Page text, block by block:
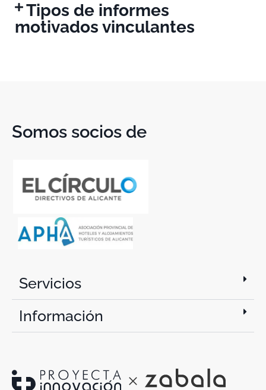
Tipos de informes
motivados vinculantes
Somos socios de
Servicios
Información